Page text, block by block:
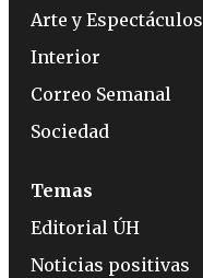
Arte y Espectáculos
Interior
Correo Semanal
Sociedad
Temas
Editorial ÚH
Noticias positivas